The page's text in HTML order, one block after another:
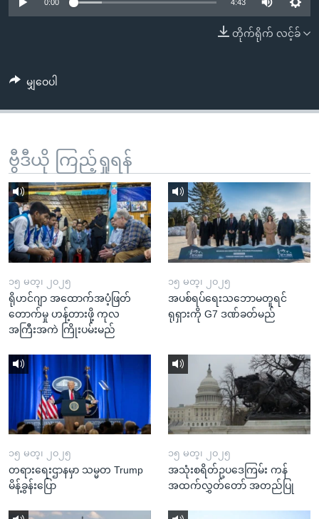
ကျော်
ရန်
နေရာ
သို့
ကျော်
ရန်
0:00 4:43
တိုက်ရိုက် လင့်ခ်
မျှဝေပါ
ဗွီဒီယို ကြည့်ရှုရန်
၁၅ မတ္၊ ၂၀၂၅
ရိုဟင်ဂျာ အထောက်အပံ့ဖြတ်
တောက်မှု ဟန့်တားဖို့ ကုလ
အကြီးအကဲ ကြိုးပမ်းမည်
၁၅ မတ္၊ ၂၀၂၅
အပစ်ရပ်ရေးသဘောမတူရင်
ရုရှားကို G7 ဒဏ်ခတ်မည်
၁၅ မတ္၊ ၂၀၂၅
တရားရေးဌာနမှာ သမ္မတ Trump
မိန့်ခွန်းပြော
၁၅ မတ္၊ ၂၀၂၅
အသုံးစရိတ်ဥပဒေကြမ်း ကန်
အထက်လွှတ်တော် အတည်ပြု